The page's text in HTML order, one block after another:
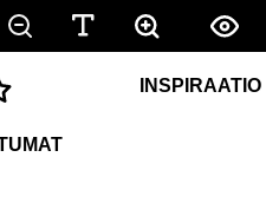
INSPIRAATIO